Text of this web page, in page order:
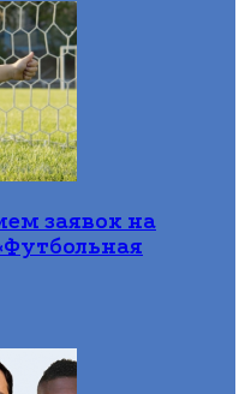
заявок на